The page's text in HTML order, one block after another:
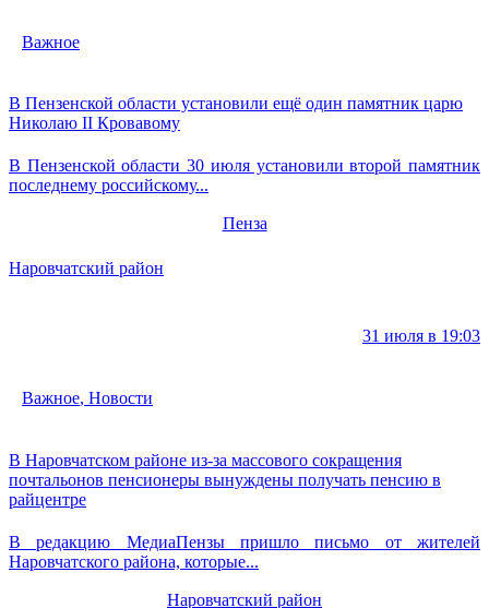
Важное
В Пензенской области установили ещё один памятник царю
Николаю II Кровавому
В Пензенской области 30 июля установили второй памятник
последнему российскому...
Пенза
Наровчатский район
31 июля в 19:03
Важное, Новости
В Наровчатском районе из-за массового сокращения
почтальонов пенсионеры вынуждены получать пенсию в
райцентре
В редакцию МедиаПензы пришло письмо от жителей
Наровчатского района, которые...
Наровчатский район